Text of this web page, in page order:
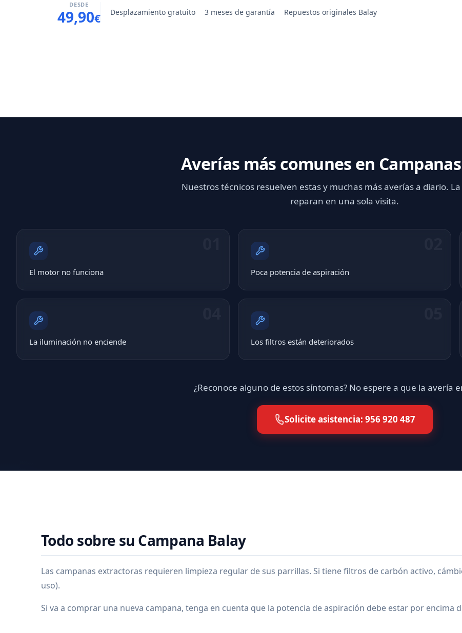
DESDE
49,90€ Desplazamiento gratuito 3 meses de garantía Repuestos originales Balay
Averías más comunes en
Nuestros técnicos resuelven estas y muchas más averías a diario.
reparan en una sola visita.
El motor no funciona Poca potencia de aspiración
La iluminación no enciende Los filtros están deteriorados
¿Reconoce alguno de estos síntomas? No espere a que la avería
Solicite asistencia: 956 920 487
Todo sobre su Campana Balay
Las campanas extractoras requieren limpieza regular de sus parrillas. Si tiene filtros de carbón activo,
uso).
Si va a comprar una nueva campana, tenga en cuenta que la potencia de aspiración debe estar por encima